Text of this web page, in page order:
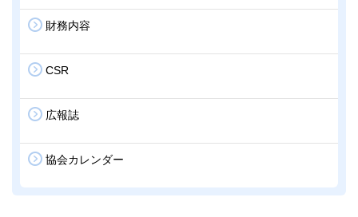
財務内容
CSR
広報誌
協会カレンダー